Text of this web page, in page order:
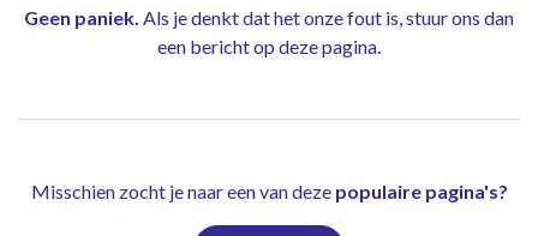
Geen paniek. Als je denkt dat het onze fout is, stuur ons dan
een bericht op deze pagina.
Misschien zocht je naar een van deze populaire pagina's?